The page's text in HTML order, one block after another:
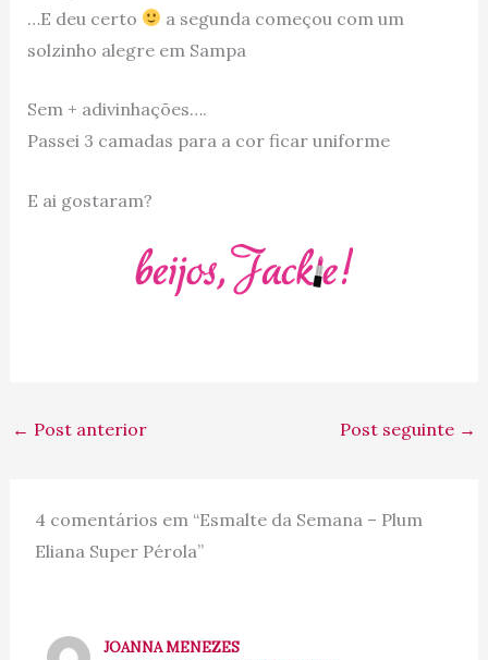
…E deu certo
a segunda começou com um
solzinho alegre em Sampa
Sem + adivinhações….
Passei 3 camadas para a cor ficar uniforme
E ai gostaram?
← Post anterior Post seguinte →
4 comentários em “Esmalte da Semana – Plum
Eliana Super Pérola”
JOANNA MENEZES